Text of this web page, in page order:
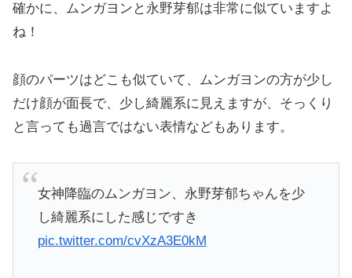
確かに、ムンガヨンと永野芽郁は非常に似ていますよ
ね！
顔のパーツはどこも似ていて、ムンガヨンの方が少し
だけ顔が面長で、少し綺麗系に見えますが、そっくり
と言っても過言ではない表情などもあります。
女神降臨のムンガヨン、永野芽郁ちゃんを少
し綺麗系にした感じですき
pic.twitter.com/cvXzA3E0kM